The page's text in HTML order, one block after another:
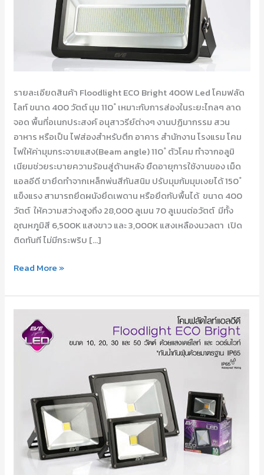
รายละเอียดสินค้า Floodlight ECO Bright 400W Led โคมฟลัด
ไลท์ ขนาด 400 วัตต์ มุม 110 ํ เหมาะกับการส่องในระยะไกลๆ ลาด
จอด พื้นที่อเนกประสงค์ อนุสาวรีย์ต่างๆ งานปฏิมากรรม สวน
อาหาร หรือเป็น ไฟส่องสำหรับตึก อาคาร สำนักงาน โรงแรม โคม
ไฟให้ค่ามุมกระจายแสง(Beam angle) 110 ํ ตัวโคม ทำจากอลูมิ
เนียมช่วยระบายความร้อนสู่ด้านหลัง ยืดอายุการใช้งานของ เม็ด
แอลอีดี ขายึดทำจากเหล็กพ่นสีกันสนิม ปรับมุมก้มมุมเงยได้ 150 ํ
แข็งแรง สามารถยึดผนังยึดเพดาน หรือยึดกับพื้นได้ ขนาด 400
วัตต์ ให้ความสว่างสูงถึง 28,000 ลูเมน 70 ลูเมนต่อวัตต์ มีทั้ง
อุณหภูมิสี 6,500K แสงขาว และ 3,000K แสงเหลืองนวลตา เปิด
ติดทันที ไม่มีกระพริบ […]
Read More »
Floodlight
ECO
30W,